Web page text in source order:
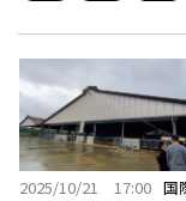
2025/10/21 17:00 国